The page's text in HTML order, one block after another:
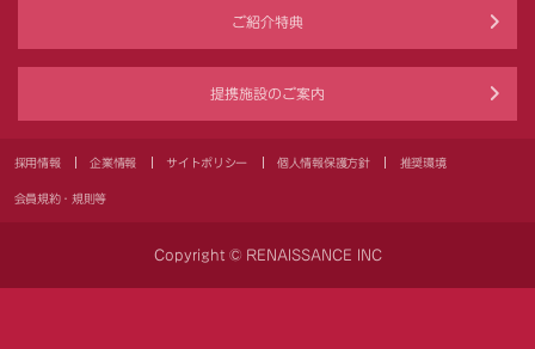
ご紹介特典
提携施設のご案内
採用情報 企業情報 サイトポリシー 個人情報保護方針 推奨環境
会員規約・規則等
Copyright © RENAISSANCE INC